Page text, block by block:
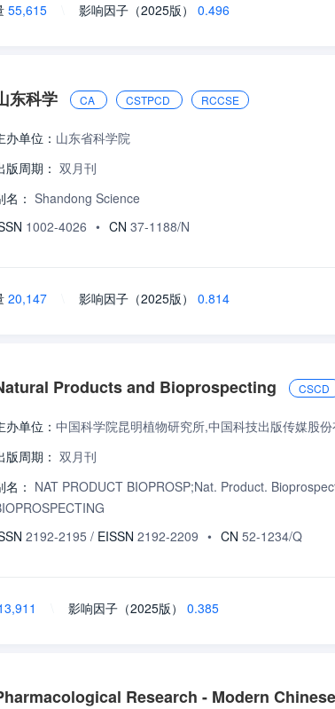
55,615 影响因子（2025版） 0.496
东科学 CA CSTPCD RCCSE
办单位： 山东省科学院
版周期： 双月刊
名： Shandong Science
1002-4026 • CN 37-1188/N
20,147 影响因子（2025版） 0.814
Products and Bioprospecting CSCD
办单位： 中国科学院昆明植物研究所,中国科技出版传媒股份
版周期： 双月刊
名： NAT PRODUCT BIOPROSP;Nat. Product.
2192-2195 / EISSN 2192-2209 • CN 52-1234/Q
影响因子（2025版） 0.385
Research - Modern